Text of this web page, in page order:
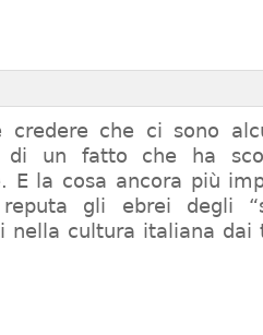
credere che ci sono
di un fatto che ha
E la cosa ancora più
reputa gli ebrei degli
nella cultura italiana dai